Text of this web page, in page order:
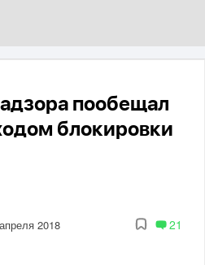
пообещал
блокировки
2018 21